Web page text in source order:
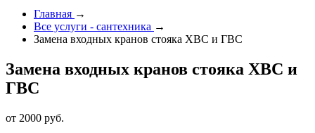
Главная →
Все услуги - cантехника →
Замена входных кранов стояка ХВС и ГВС
Замена входных кранов стояка ХВС и
ГВС
от 2000 руб.